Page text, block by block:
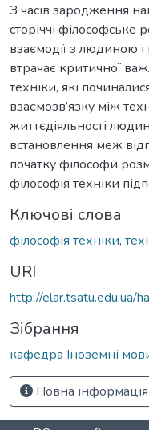
З часів зародження
сторіччі філософське
взаємодії з людиною
втрачає критичної
техніки, які
взаємозв’язку між
життєдіяльності
встановлення меж
початку філософи
філософія техніки
Ключові слова
філософія техніки,
URI
http://
Зібрання
кафедра Іноземні
Повна